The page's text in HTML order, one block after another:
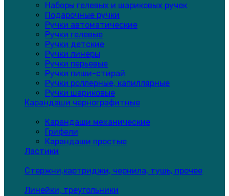
Наборы гелевых и шариковых ручек
Подарочные ручки
Ручки автоматические
Ручки гелевые
Ручки детские
Ручки линеры
Ручки перьевые
Ручки пиши-стирай
Ручки роллерные, капиллярные
Ручки шариковые
Карандаши чернографитные
Карандаши механические
Грифели
Карандаши простые
Ластики
Стержни,картриджи, чернила, тушь, прочее
Линейки, треугольники